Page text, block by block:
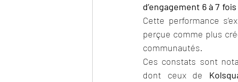
d’engagement 6 à 7
Cette performance
perçue comme plus
communautés.
Ces constats sont
dont ceux de